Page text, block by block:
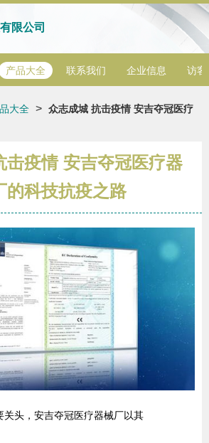
限公司
产品大全 联系我们 企业信息 访客
大全 > 众志成城 抗击疫情 安吉夺冠医疗
击疫情 安吉夺冠医疗器
的科技抗疫之路
关头，安吉夺冠医疗器械厂以其